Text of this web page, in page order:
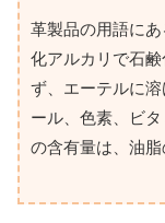
革製品の用語に
化アルカリで石
ず、エーテルに
ール、色素、ビ
の含有量は、油脂